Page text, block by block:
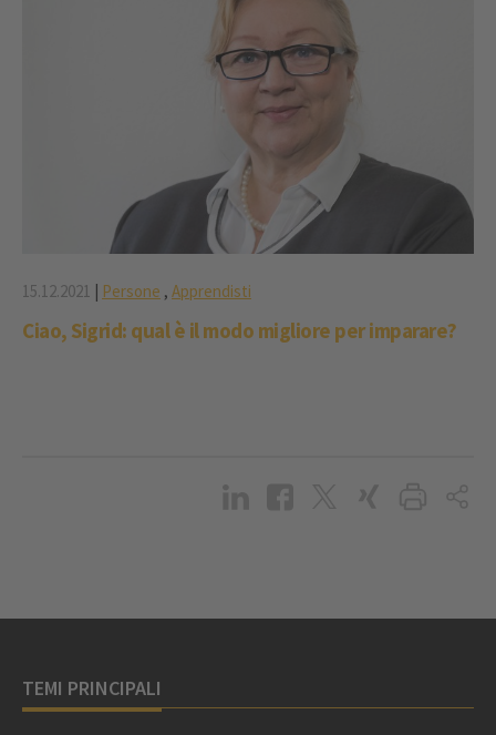
15.12.2021 | Persone , Apprendisti
Ciao, Sigrid: qual è il modo migliore per imparare?
TEMI PRINCIPALI